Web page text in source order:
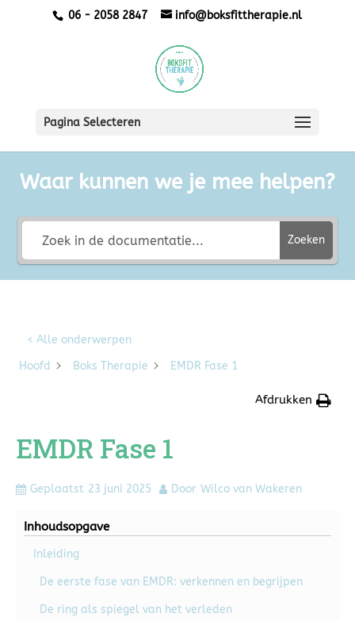
06 - 2058 2847 info@boksfittherapie.nl
Pagina Selecteren
Waar kunnen we je mee helpen?
Zoeken
< Alle onderwerpen
Hoofd
Boks Therapie EMDR Fase 1
Afdrukken
EMDR Fase 1
Geplaatst 23 juni 2025 Door Wilco van Wakeren
Inhoudsopgave
Inleiding
De eerste fase van EMDR: verkennen en begrijpen
De ring als spiegel van het verleden